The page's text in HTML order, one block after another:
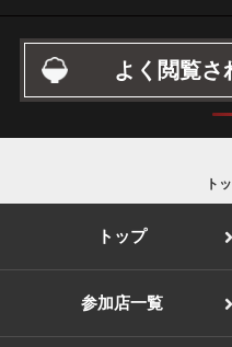
よく閲覧さ
ト
トップ
参加店一覧